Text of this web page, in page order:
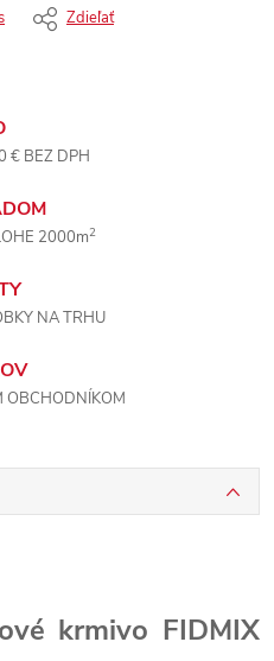
Zdieľať
€ BEZ DPH
2000m2
NA TRHU
OBCHODNÍKOM
krmivo FIDMIX